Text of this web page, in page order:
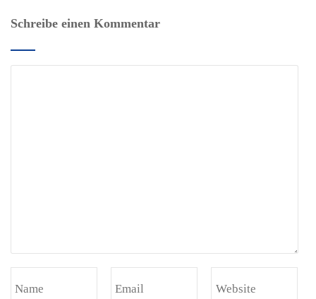
Schreibe einen Kommentar